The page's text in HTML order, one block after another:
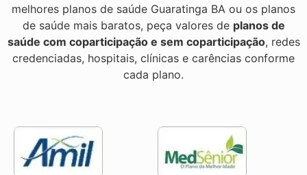
melhores planos de saúde Guaratinga BA ou os planos
de saúde mais baratos, peça valores de planos de
saúde com coparticipação e sem coparticipação, redes
credenciadas, hospitais, clínicas e carências conforme
cada plano.